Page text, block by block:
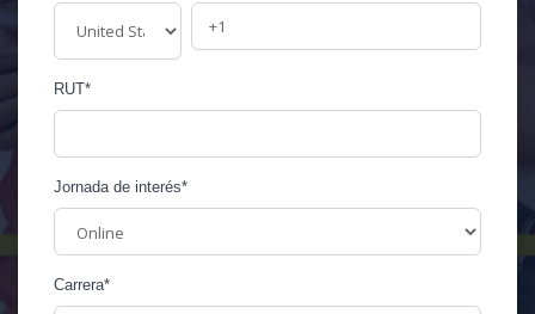
RUT*
Jornada de interés*
Carrera*